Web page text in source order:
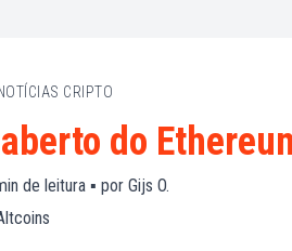
NOTÍCIAS CRIPTO
do
de leitura ▪ por Gijs O.